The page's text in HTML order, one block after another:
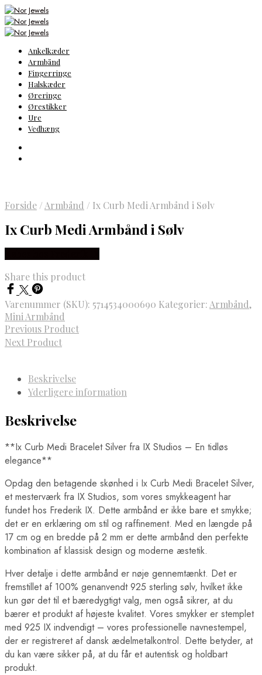
Ankelkæder
Armbånd
Fingerringe
Halskæder
Øreringe
Ørestikker
Ure
Vedhæng
Forside / Armbånd / Ix Curb Medi Armbånd i Sølv
Ix Curb Medi Armbånd i Sølv
Share this product
Varenummer (SKU): 5714534000690 Kategorier:Armbånd,
Mini Armbånd
Previous Product
Next Product
Beskrivelse
Yderligere information
Beskrivelse
**Ix Curb Medi Bracelet Silver fra IX Studios – En tidløs
elegance**
Opdag den betagende skønhed i Ix Curb Medi Bracelet Silver,
et mesterværk fra IX Studios, som vores smykkeagent har
fundet hos Frederik IX. Dette armbånd er ikke bare et smykke;
det er en erklæring om stil og raffinement. Med en længde på
17 cm og en bredde på 2 mm er dette armbånd den perfekte
kombination af klassisk design og moderne æstetik.
Hver detalje i dette armbånd er nøje gennemtænkt. Det er
fremstillet af 100% genanvendt 925 sterling sølv, hvilket ikke
kun gør det til et bæredygtigt valg, men også sikrer, at du
bærer et produkt af højeste kvalitet. Vores smykker er stemplet
med 925 IX indvendigt – vores professionelle navnestempel,
der er registreret af dansk ædelmetalkontrol. Dette betyder, at
du kan være sikker på, at du får et autentisk og holdbart
produkt.